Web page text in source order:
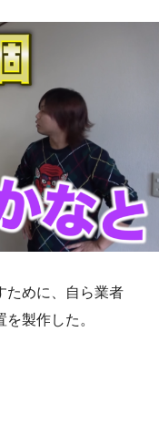
ために、自ら業者
製作した。